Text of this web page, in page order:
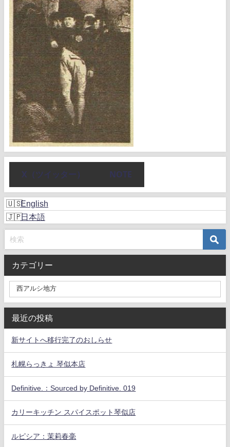
X（ツイッター） NOTE
English
日本語
カテゴリー
最近の投稿
新サイトへ移行完了のおしらせ
札幌らっきょ 琴似本店
Definitive.：Sourced by Definitive. 019
カリーキッチン スパイスポット琴似店
ルピシア：茉莉春毫